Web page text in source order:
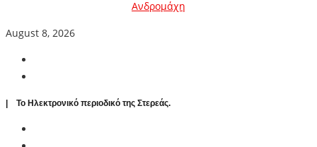
Ανδρομάχη
August 8, 2026
| To Ηλεκτρονικό περιοδικό της Στερεάς.